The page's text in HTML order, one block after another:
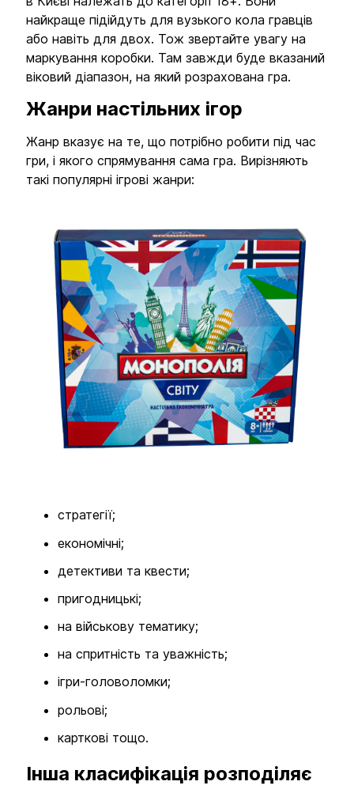
найкраще підійдуть для вузького кола гравців
або навіть для двох. Тож звертайте увагу на
маркування коробки. Там завжди буде вказаний
віковий діапазон, на який розрахована гра.
Жанри настільних ігор
Жанр вказує на те, що потрібно робити під час
гри, і якого спрямування сама гра. Вирізняють
такі популярні ігрові жанри:
стратегії;
економічні;
детективи та квести;
пригодницькі;
на військову тематику;
на спритність та уважність;
ігри-головоломки;
рольові;
карткові тощо.
Інша класифікація розподіляє